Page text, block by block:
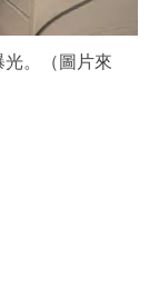
。（圖片來